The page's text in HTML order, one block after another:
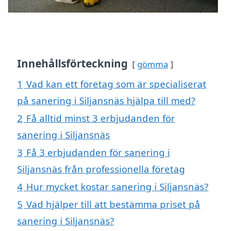
Innehållsförteckning gömma
1 Vad kan ett företag som är specialiserat
på sanering i Siljansnäs hjälpa till med?
2 Få alltid minst 3 erbjudanden för
sanering i Siljansnäs
3 Få 3 erbjudanden för sanering i
Siljansnäs från professionella företag
4 Hur mycket kostar sanering i Siljansnäs?
5 Vad hjälper till att bestämma priset på
sanering i Siljansnäs?